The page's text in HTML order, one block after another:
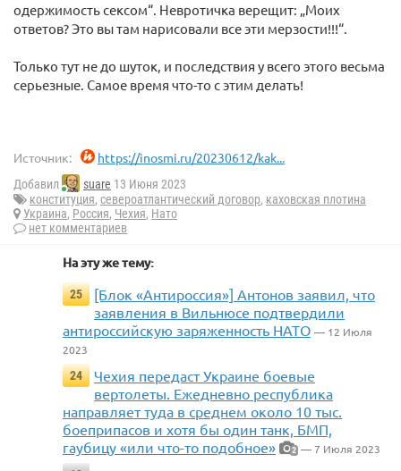
одержимость сексом“. Невротичка верещит: „Моих
ответов? Это вы там нарисовали все эти мерзости!!!“.
Только тут не до шуток, и последствия у всего этого весьма
серьезные. Самое время что-то с этим делать!
Источник: https://inosmi.ru/20230612/kak...
Добавил suare 13 Июня 2023
конституция, североатлантический договор, каховская плотина
Украина, Россия, Чехия, Нато
нет комментариев
На эту же тему:
25
[Блок «Антироссия»] Антонов заявил, что
заявления в Вильнюсе подтвердили
антироссийскую заряженность НАТО — 12 Июля
2023
24
Чехия передаст Украине боевые
вертолеты. Ежедневно республика
направляет туда в среднем около 10 тыс.
боеприпасов и хотя бы один танк, БМП,
гаубицу «или что-то подобное»
2 — 7 Июля 2023